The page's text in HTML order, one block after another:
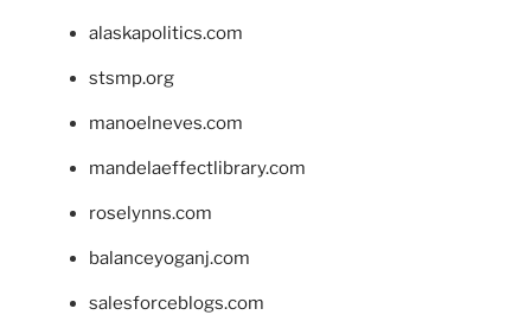
alaskapolitics.com
stsmp.org
manoelneves.com
mandelaeffectlibrary.com
roselynns.com
balanceyoganj.com
salesforceblogs.com